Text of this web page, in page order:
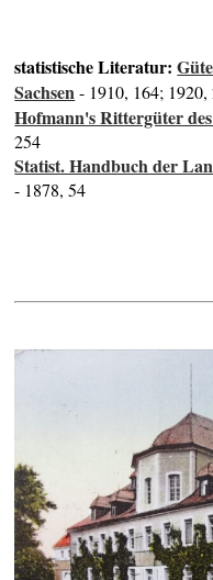
statistische Literatur:
Sachsen- 1910, 164;
Hofmann's Rittergüter
254
Statist. Handbuch der
- 1878, 54